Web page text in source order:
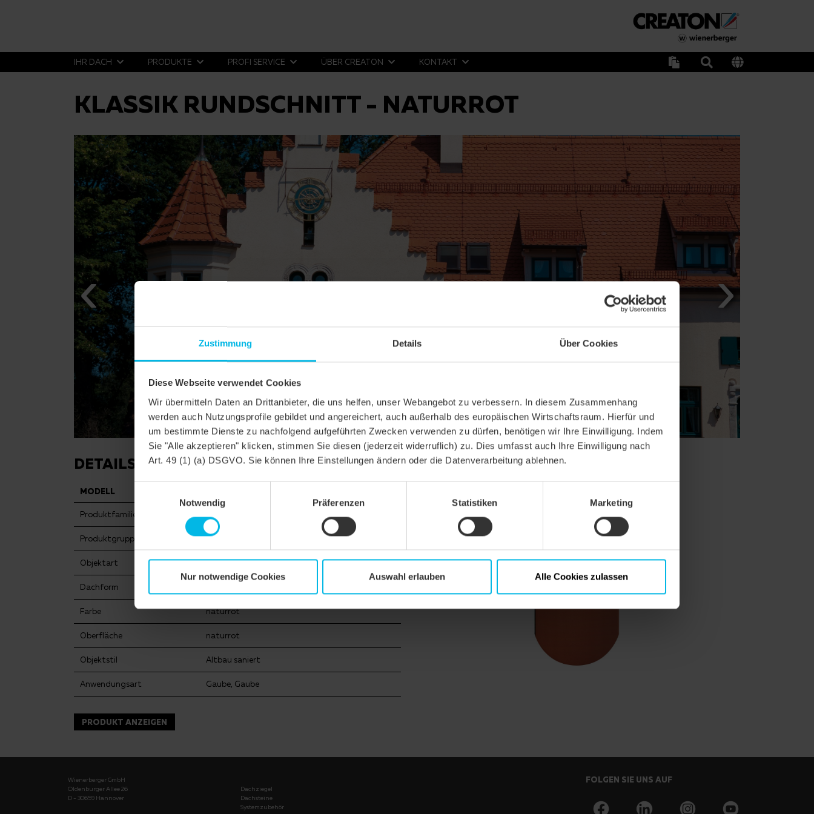
Zustimmung Details Über Cookies
Diese Webseite verwendet Cookies
Wir übermitteln Daten an Drittanbieter, die uns helfen, unser Webangebot zu verbessern. In diesem Zusammenhang
werden auch Nutzungsprofile gebildet und angereichert, auch außerhalb des europäischen Wirtschaftsraum. Hierfür und
um bestimmte Dienste zu nachfolgend aufgeführten Zwecken verwenden zu dürfen, benötigen wir Ihre Einwilligung. Indem
Sie "Alle akzeptieren" klicken, stimmen Sie diesen (jederzeit widerruflich) zu. Dies umfasst auch Ihre Einwilligung nach
Art. 49 (1) (a) DSGVO. Sie können Ihre Einstellungen ändern oder die Datenverarbeitung ablehnen.
Notwendig
Präferenzen Statistiken Marketing
Nur notwendige Cookies Auswahl erlauben Alle Cookies zulassen
IHR DACH PRODUKTE PROFI SERVICE ÜBER CREATON KONTAKT
KLASSIK RUNDSCHNITT - NATURROT
DETAILS
MODELL
Produktfamilie
Produktgruppe Dachziegel
Objektart Öffentliches Gebäude
Dachform
Farbe naturrot
Oberfläche naturrot
Objektstil Altbau saniert
Anwendungsart Gaube, Gaube
PRODUKT ANZEIGEN
Wienerberger GmbH
Oldenburger Allee 26
D - 30659 Hannover
Dachziegel
Dachsteine
Systemzubehör
FOLGEN SIE UNS AUF